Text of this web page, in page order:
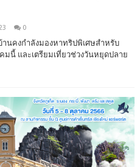
0
นคงกำลังมองหาทริปพิเศษสำหรับ
มนี้ และเตรียมเที่ยวช่วงวันหยุดปลาย